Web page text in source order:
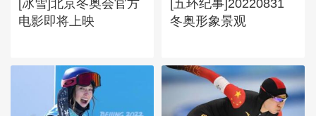
[冰雪]北京冬奥会官方
电影即将上映
[五环纪事]20220831
冬奥形象景观